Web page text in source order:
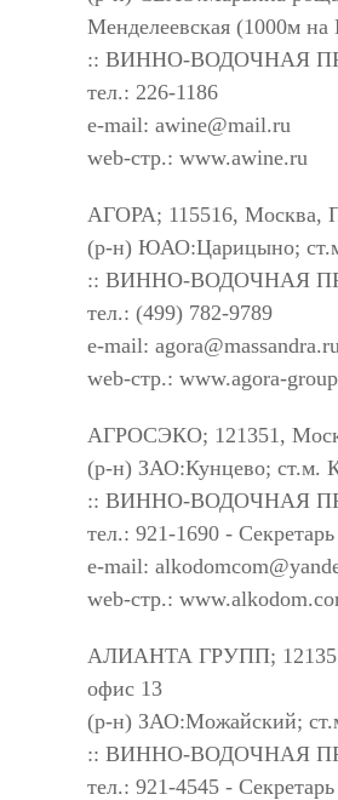
Менделеевская (1000м
:: ВИННО-ВОДОЧНАЯ
тел.: 226-1186
e-mail: awine@mail.ru
web-стр.: www.awine.ru
АГОРА; 115516, Москва,
(р-н) ЮАО:Царицыно;
:: ВИННО-ВОДОЧНАЯ
тел.: (499) 782-9789
e-mail:
web-стр.: www.agora-
АГРОСЭКО; 121351,
(р-н) ЗАО:Кунцево; ст.м.
:: ВИННО-ВОДОЧНАЯ
тел.: 921-1690 - Секретарь
e-mail:
web-стр.:
АЛИАНТА ГРУПП; 121357,
офис 13
(р-н) ЗАО:Можайский;
:: ВИННО-ВОДОЧНАЯ
тел.: 921-4545 - Секретарь